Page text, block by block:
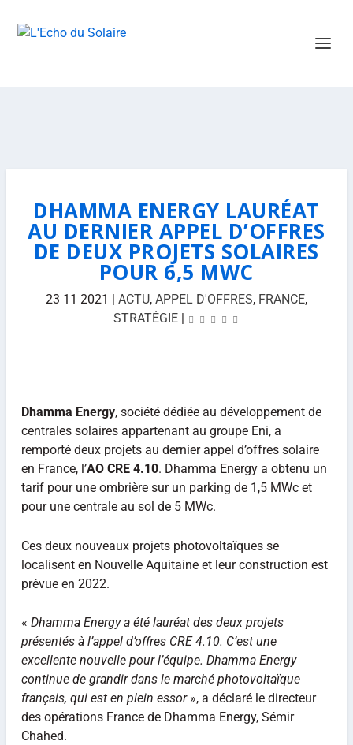
DHAMMA ENERGY LAURÉAT
AU DERNIER APPEL D’OFFRES
DE DEUX PROJETS SOLAIRES
POUR 6,5 MWC
23 11 2021 | ACTU, APPEL D'OFFRES, FRANCE,
STRATÉGIE|
Dhamma Energy, société dédiée au développement de
centrales solaires appartenant au groupe Eni, a
remporté deux projets au dernier appel d’offres solaire
en France, l’AO CRE 4.10. Dhamma Energy a obtenu un
tarif pour une ombrière sur un parking de 1,5 MWc et
pour une centrale au sol de 5 MWc.
Ces deux nouveaux projets photovoltaïques se
localisent en Nouvelle Aquitaine et leur construction est
prévue en 2022.
« Dhamma Energy a été lauréat des deux projets
présentés à l’appel d’offres CRE 4.10. C’est une
excellente nouvelle pour l’équipe. Dhamma Energy
continue de grandir dans le marché photovoltaïque
français, qui est en plein essor», a déclaré le directeur
des opérations France de Dhamma Energy, Sémir
Chahed.